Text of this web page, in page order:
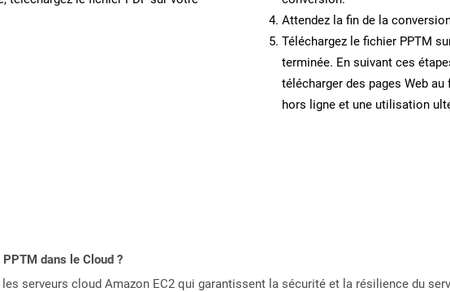
Attendez la fin de la
Téléchargez le fichier PPTM
terminée. En suivant ces
télécharger des pages Web
hors ligne et une utilisation
dans le Cloud ?
serveurs cloud Amazon EC2 qui garantissent la sécurité et la résilience du